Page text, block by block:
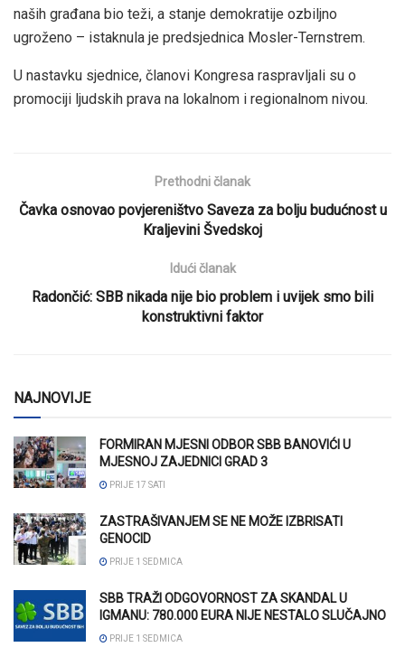
naših građana bio teži, a stanje demokratije ozbiljno
ugroženo – istaknula je predsjednica Mosler-Ternstrem.
U nastavku sjednice, članovi Kongresa raspravljali su o
promociji ljudskih prava na lokalnom i regionalnom nivou.
Prethodni članak
Čavka osnovao povjereništvo Saveza za bolju budućnost u
Kraljevini Švedskoj
Idući članak
Radončić: SBB nikada nije bio problem i uvijek smo bili
konstruktivni faktor
NAJNOVIJE
FORMIRAN MJESNI ODBOR SBB BANOVIĆI U
MJESNOJ ZAJEDNICI GRAD 3
PRIJE 17 SATI
ZASTRAŠIVANJEM SE NE MOŽE IZBRISATI
GENOCID
PRIJE 1 SEDMICA
SBB TRAŽI ODGOVORNOST ZA SKANDAL U
IGMANU: 780.000 EURA NIJE NESTALO SLUČAJNO
PRIJE 1 SEDMICA